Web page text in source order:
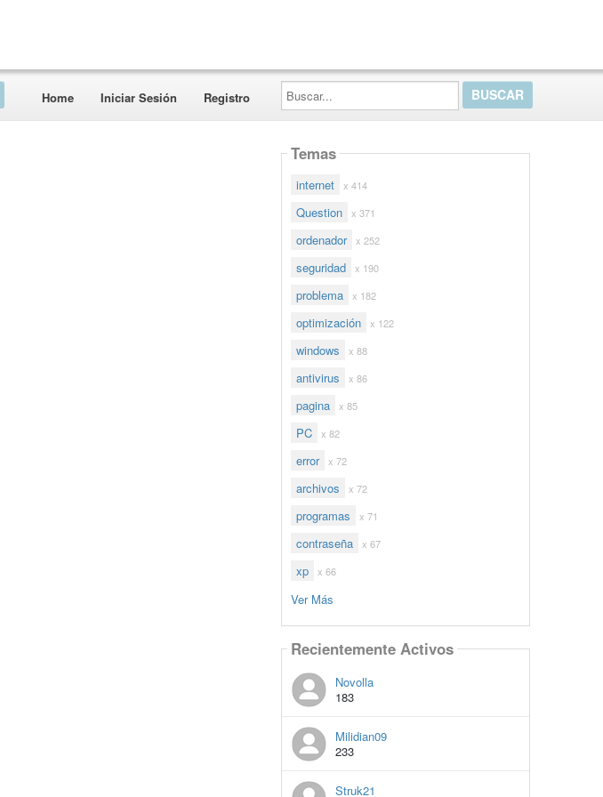
Home Iniciar Sesión Registro
Buscar...
Temas
internet x 414
Question x 371
ordenador x 252
seguridad x 190
problema x 182
optimización x 122
windows x 88
antivirus x 86
pagina x 85
PC x 82
error x 72
archivos x 72
programas x 71
contraseña x 67
xp x 66
Ver Más
Recientemente Activos
Novolla
183
Milidian09
233
Struk21